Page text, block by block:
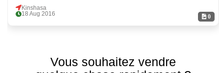
0
Kinshasa
18 Aug 2016
Vous souhaitez vendre